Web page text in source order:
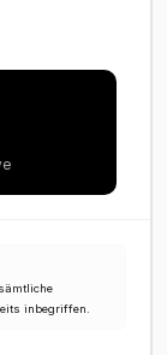
inbegriffen.